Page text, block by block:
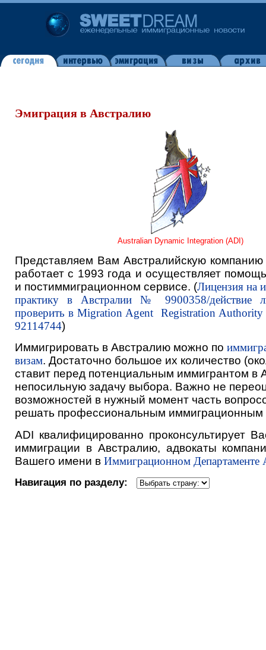
Эмиграция в Австралию
Australian Dynamic Integration (ADI)
Представляем Вам Австралийскую
работает с 1993 года и осуществляет
и постиммиграционном сервисе. (Лицензия на
практику в Австралии № 9900358/действие
проверить в Migration Agent Registration Authority
92114744)
Иммигрировать в Австралию можно по
визам. Достаточно большое их количество
ставит перед потенциальным иммигрантом в
непосильную задачу выбора. Важно не
возможностей в нужный момент часть
решать профессиональным иммиграционным
ADI квалифицированно проконсультирует
иммиграции в Австралию, адвокаты
Вашего имени в Иммиграционном Департаменте
Навигация по разделу: